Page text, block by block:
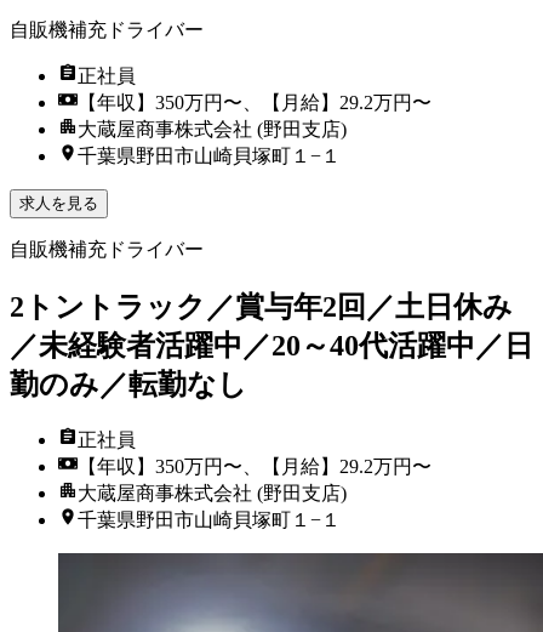
自販機補充ドライバー
正社員
【年収】350万円〜、【月給】29.2万円〜
大蔵屋商事株式会社 (野田支店)
千葉県野田市山崎貝塚町１−１
求人を見る
自販機補充ドライバー
2トントラック／賞与年2回／土日休み
／未経験者活躍中／20～40代活躍中／日
勤のみ／転勤なし
正社員
【年収】350万円〜、【月給】29.2万円〜
大蔵屋商事株式会社 (野田支店)
千葉県野田市山崎貝塚町１−１